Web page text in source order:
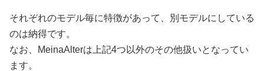
それぞれのモデル毎に特徴があって、別モデルにしている
のは納得です。
なお、MeinaAlterは上記4つ以外のその他扱いとなってい
ます。